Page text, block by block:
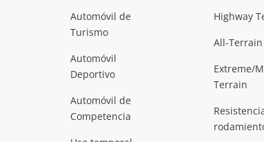
Automóvil de
Turismo
Automóvil
Deportivo
Automóvil de
Competencia
Highway
All-Terrain
Extreme/
Terrain